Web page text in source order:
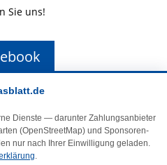
Sie uns!
Dienste — darunter Zahlungsanbieter
(OpenStreetMap) und Sponsoren-
nur nach Ihrer Einwilligung geladen.
.